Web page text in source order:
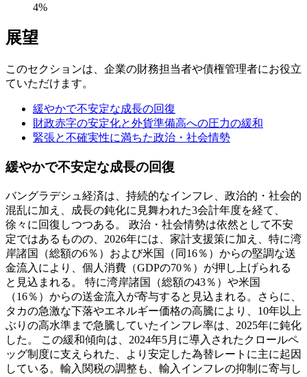
4%
展望
このセクションは、企業の財務担当者や債権管理者にお役立
ていただけます。
緩やかで不安定な成長の回復
財政赤字の安定化と外貨準備高への圧力の緩和
緊張と不確実性に満ちた政治・社会情勢
緩やかで不安定な成長の回復
バングラデシュ経済は、持続的なインフレ、政治的・社会的
混乱に加え、成長の鈍化に見舞われた3会計年度を経て、
徐々に回復しつつある。 政治・社会情勢は依然として不安
定ではあるものの、2026年には、家計支援策に加え、特に湾
岸諸国（総額の6％）および米国（同16％）からの堅調な送
金流入により、個人消費（GDPの70％）が押し上げられる
と見込まれる。 特に湾岸諸国（総額の43％）や米国
（16％）からの送金流入が寄与すると見込まれる。さらに、
タカの急激な下落やエネルギー価格の高騰により、10年以上
ぶりの高水準まで急騰していたインフレ率は、2025年に鈍化
した。 この緩和傾向は、2024年5月に導入されたクロールペ
ッグ制度に支えられた、より安定した為替レートに主に起因
している。輸入関税の調整も、輸入インフレの抑制に寄与し